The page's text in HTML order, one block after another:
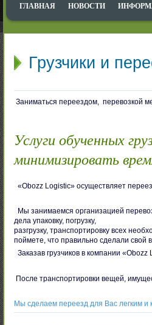
ГЛАВНАЯ НОВОСТИ
Грузчики и
Заниматься переездом, перевозкой
Услуги обученных
минимизировать
«Obozz Logistic» осуществляет
Мы занимаемся организацией
дела упаковку, погрузку,
разгрузку, транспортировку всех
поймете, что правильно сделали свой
Заказав грузчиков в компании
После транспортировки вещей,
Мы сделаем переезд для Вас легким